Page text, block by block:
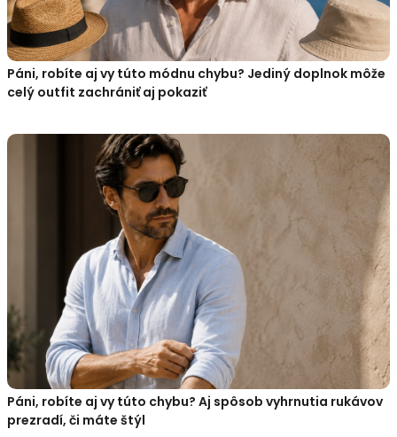
Páni, robíte aj vy túto módnu chybu? Jediný doplnok môže
celý outfit zachrániť aj pokaziť
Páni, robíte aj vy túto chybu? Aj spôsob vyhrnutia rukávov
prezradí, či máte štýl